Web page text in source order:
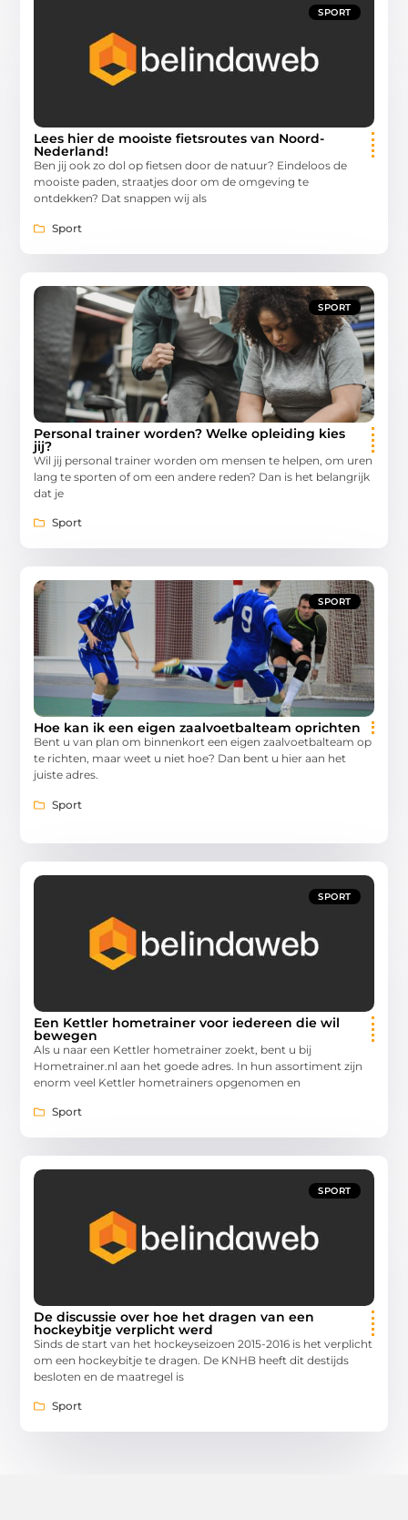
SPORT
Lees hier de mooiste fietsroutes van Noord-
Nederland!
Ben jij ook zo dol op fietsen door de natuur? Eindeloos de
mooiste paden, straatjes door om de omgeving te
ontdekken? Dat snappen wij als
Sport
SPORT
Personal trainer worden? Welke opleiding kies
jij?
Wil jij personal trainer worden om mensen te helpen, om uren
lang te sporten of om een andere reden? Dan is het belangrijk
dat je
Sport
SPORT
Hoe kan ik een eigen zaalvoetbalteam oprichten
Bent u van plan om binnenkort een eigen zaalvoetbalteam op
te richten, maar weet u niet hoe? Dan bent u hier aan het
juiste adres.
Sport
SPORT
Een Kettler hometrainer voor iedereen die wil
bewegen
Als u naar een Kettler hometrainer zoekt, bent u bij
Hometrainer.nl aan het goede adres. In hun assortiment zijn
enorm veel Kettler hometrainers opgenomen en
Sport
SPORT
De discussie over hoe het dragen van een
hockeybitje verplicht werd
Sinds de start van het hockeyseizoen 2015-2016 is het verplicht
om een hockeybitje te dragen. De KNHB heeft dit destijds
besloten en de maatregel is
Sport